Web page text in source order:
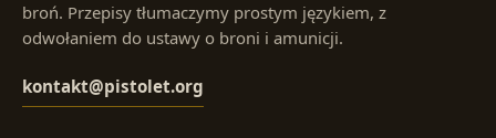
broń. Przepisy tłumaczymy prostym językiem, z
odwołaniem do ustawy o broni i amunicji.
kontakt@pistolet.org